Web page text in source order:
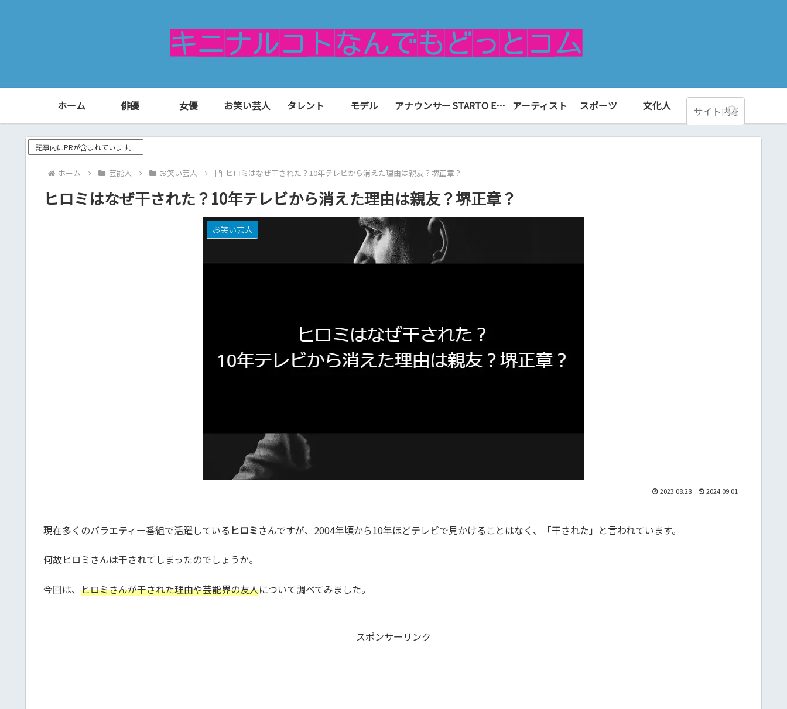
ホーム 俳優 女優 お笑い芸人 タレント モデル アナウンサー STARTO ENTERTAINMENT（旧ジャニーズ） アーティスト スポーツ 文化人
記事内にPRが含まれています。
ホーム 芸能人 お笑い芸人 ヒロミはなぜ干された？10年テレビから消えた理由は親友？堺正章？
ヒロミはなぜ干された？10年テレビから消えた理由は親友？堺正章？
お笑い芸人
2023.08.28 2024.09.01
現在多くのバラエティー番組で活躍している ヒロミさんですが、2004年頃から10年ほどテレビで見かけることはなく、「干された」と言われています。
何故ヒロミさんは干されてしまったのでしょうか。
今回は、 ヒロミさんが干された理由や芸能界の友人について調べてみました。
スポンサーリンク